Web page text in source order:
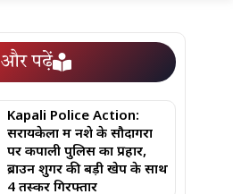
और पढ़ें
Kapali Police Action:
सरायकेला में नशे के सौदागरों
पर कपाली पुलिस का प्रहार,
ब्राउन शुगर की बड़ी खेप के साथ
4 तस्कर गिरफ्तार